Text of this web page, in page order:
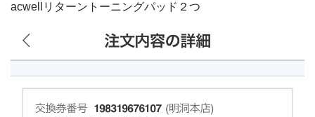
acwellリターントーニングパッド２つ